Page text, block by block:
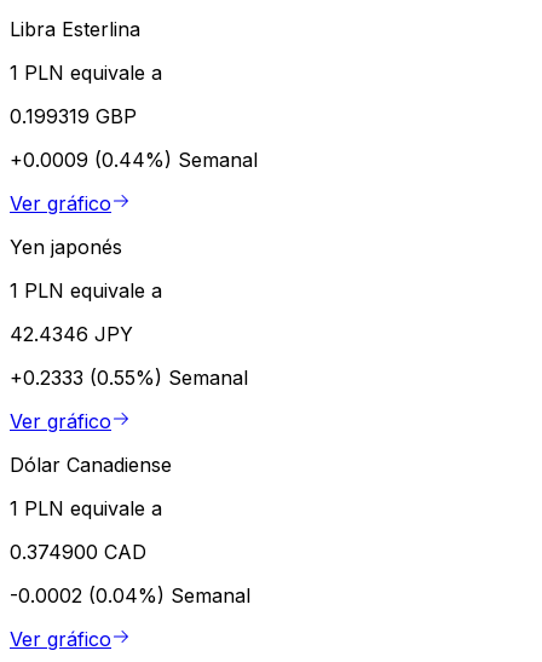
Libra Esterlina
1 PLN equivale a
0.199319 GBP
+0.0009 (0.44%) Semanal
Ver gráfico
Yen japonés
1 PLN equivale a
42.4346 JPY
+0.2333 (0.55%) Semanal
Ver gráfico
Dólar Canadiense
1 PLN equivale a
0.374900 CAD
-0.0002 (0.04%) Semanal
Ver gráfico